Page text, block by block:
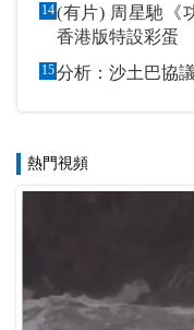
14(有片) 周星馳《
香港版特設彩蛋
15分析：沙土巴協
熱門視頻